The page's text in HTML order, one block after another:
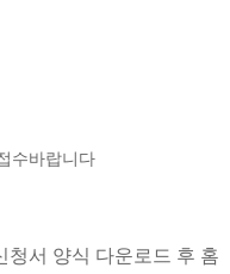
수바랍니다
청서 양식 다운로드 후 홈